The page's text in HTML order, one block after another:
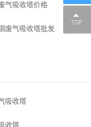
气吸收塔价格
废气吸收塔批发
吸收塔
收塔